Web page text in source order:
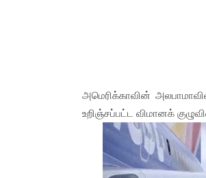
அமெரிக்காவின்
உறிஞ்சப்பட்ட விமானக்